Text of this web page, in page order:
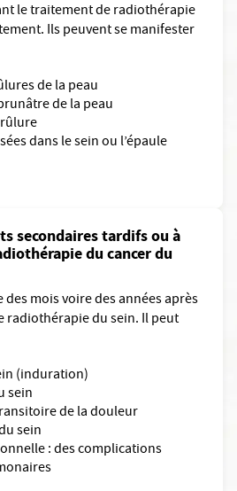
le traitement de radiothérapie
Ils peuvent se manifester
de la peau
de la peau
dans le sein ou l’épaule
secondaires tardifs ou à
du cancer du
mois voire des années après
radiothérapie du sein. Il peut
(induration)
sein
de la douleur
sein
: des complications